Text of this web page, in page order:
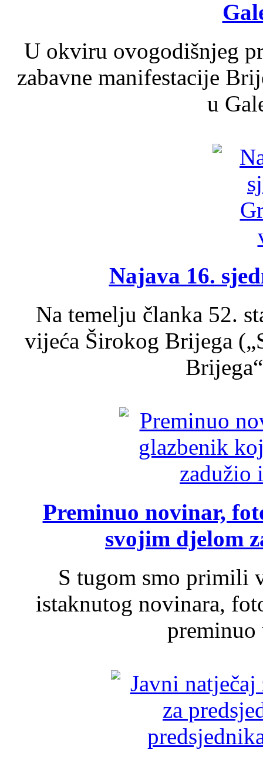
U okviru ovogodišnjeg
zabavne manifestacije
u
Najava 16.
Na temelju članka 52.
vijeća Širokog Brijega
Preminuo novinar,
svojim djelom
S tugom smo primili
istaknutog novinara,